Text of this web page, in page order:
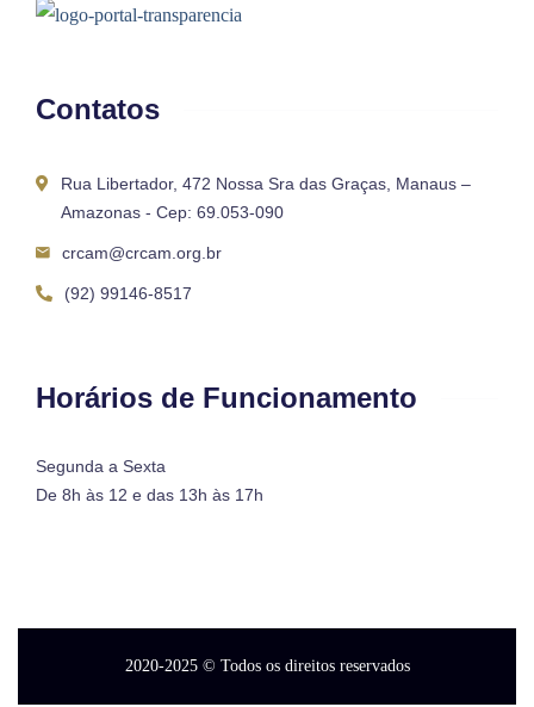
Contatos
Rua Libertador, 472 Nossa Sra das Graças, Manaus –
Amazonas - Cep: 69.053-090
crcam@crcam.org.br
(92) 99146-8517
Horários de Funcionamento
Segunda a Sexta
De 8h às 12 e das 13h às 17h
2020-2025© Todos os direitos reservados